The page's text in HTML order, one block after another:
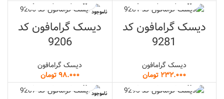
دیسک گرامافون کد
9281
دیسک گرامافون
تومان
ناموجود
دیسک گرامافون کد
9206
دیسک گرامافون
تومان
ناموجود